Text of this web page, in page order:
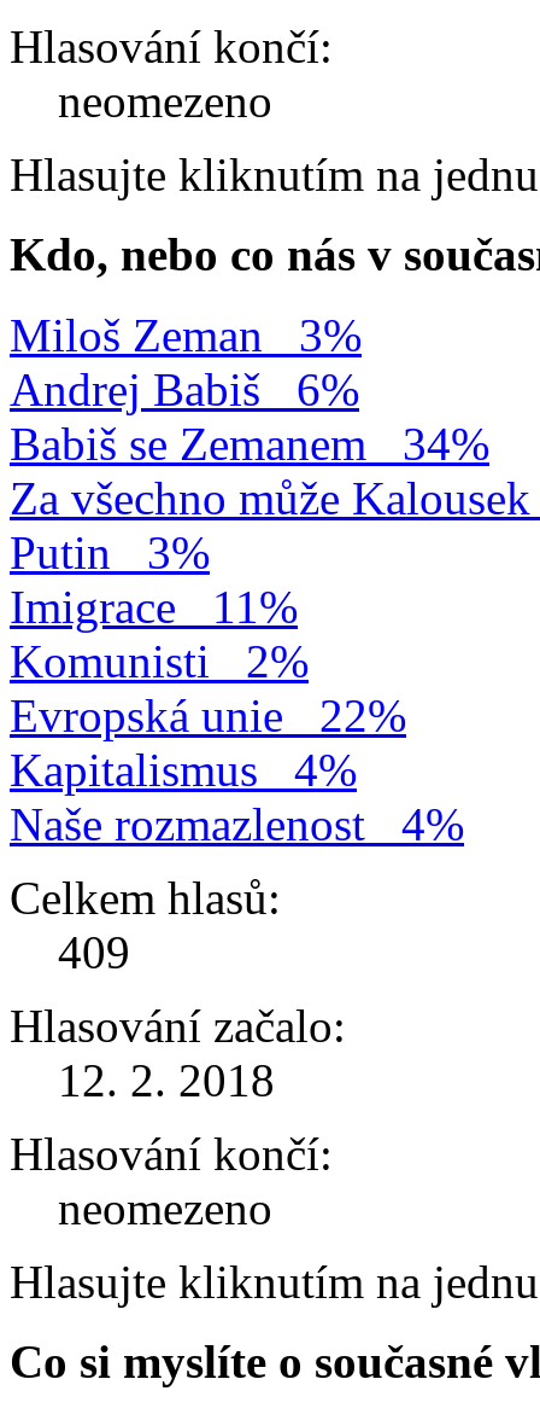
Hlasování končí:
neomezeno
Hlasujte kliknutím na
Kdo, nebo co nás v
Miloš Zeman
3%
Andrej Babiš
6%
Babiš se Zemanem
34%
Za všechno může Kalousek
Putin
3%
Imigrace
11%
Komunisti
2%
Evropská unie
22%
Kapitalismus
4%
Naše rozmazlenost
4%
Celkem hlasů:
409
Hlasování začalo:
12. 2. 2018
Hlasování končí:
neomezeno
Hlasujte kliknutím na
Co si myslíte o současné